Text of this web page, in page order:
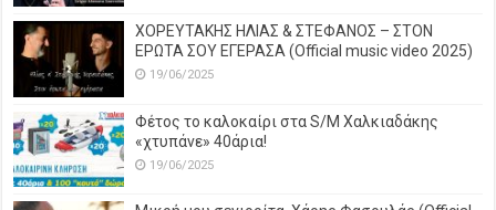
ΧΟΡΕΥΤΑΚΗΣ ΗΛΙΑΣ & ΣΤΕΦΑΝΟΣ – ΣΤΟΝ
ΕΡΩΤΑ ΣΟΥ ΕΓΕΡΑΣΑ (Official music video 2025)
19/06/2025
Φέτος το καλοκαίρι στα S/M Χαλκιαδάκης
«χτυπάνε» 40άρια!
19/06/2025